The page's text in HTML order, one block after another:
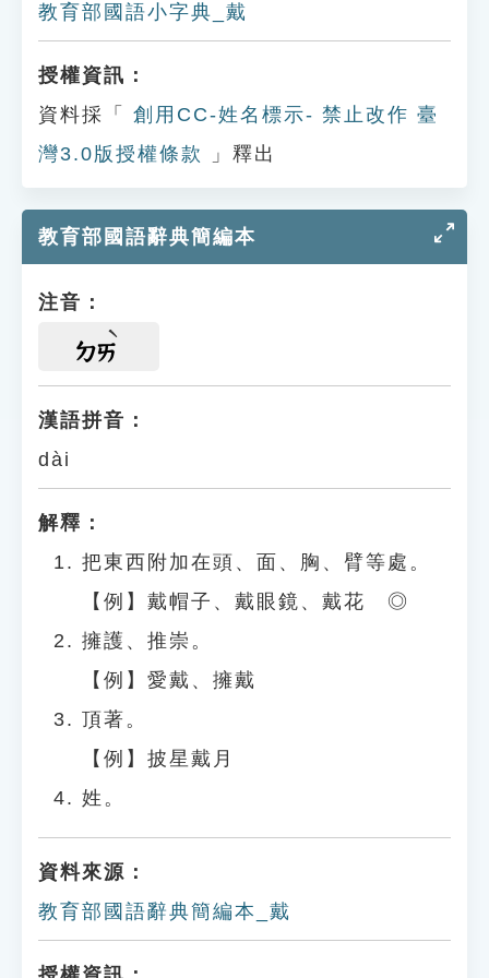
教育部國語小字典_戴
授權資訊：
資料採「
創用CC-姓名標示- 禁止改作 臺
灣3.0版授權條款
」釋出
教育部國語辭典簡編本
注音：
ㄉㄞ
漢語拼音：
dài
解釋：
把東西附加在頭、面、胸、臂等處。
【例】戴帽子、戴眼鏡、戴花 ◎
擁護、推崇。
【例】愛戴、擁戴
頂著。
【例】披星戴月
姓。
資料來源：
教育部國語辭典簡編本_戴